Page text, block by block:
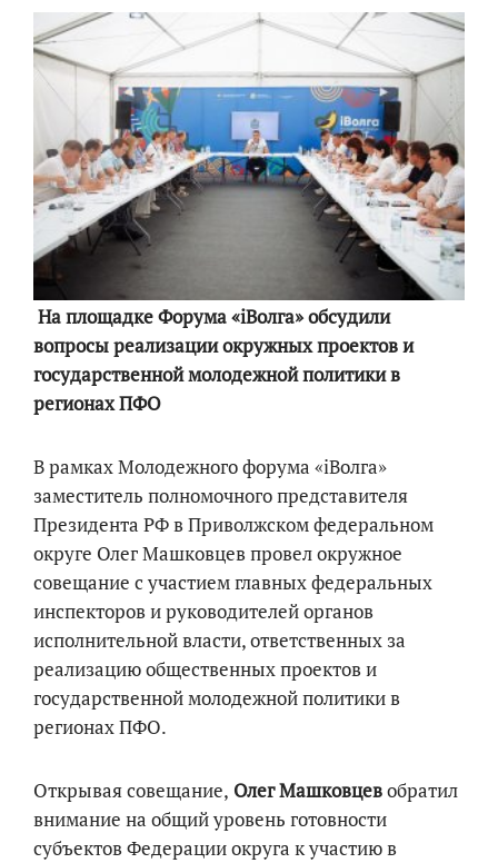
На площадке Форума «iВолга» обсудили
вопросы реализации окружных проектов и
государственной молодежной политики в
регионах ПФО
В рамках Молодежного форума «iВолга»
заместитель полномочного представителя
Президента РФ в Приволжском федеральном
округе Олег Машковцев провел окружное
совещание с участием главных федеральных
инспекторов и руководителей органов
исполнительной власти, ответственных за
реализацию общественных проектов и
государственной молодежной политики в
регионах ПФО.
Открывая совещание, Олег Машковцевобратил
внимание на общий уровень готовности
субъектов Федерации округа к участию в